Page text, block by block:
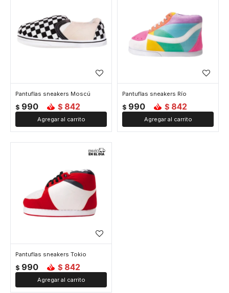
Pantuflas sneakers Moscú
$ 990 $ 842
Pantuflas sneakers Río
$ 990 $ 842
Pantuflas sneakers Tokio
$ 990 $ 842